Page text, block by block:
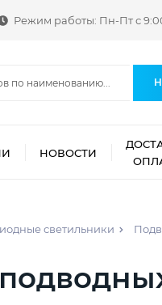
Режим работы: Пн-Пт с
НОВОСТИ
светильники